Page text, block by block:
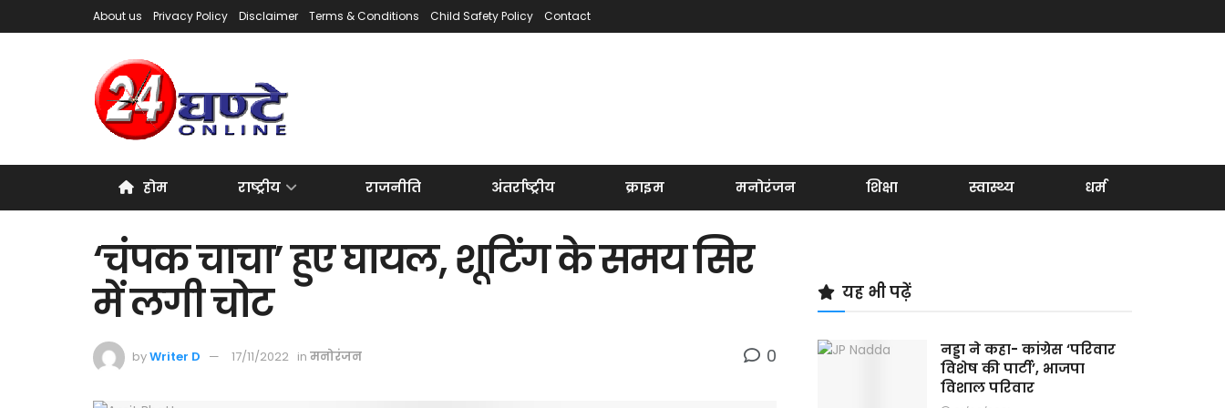
About us Privacy Policy Disclaimer Terms & Conditions Child Safety Policy Contact
होम राष्ट्रीय राजनीति अंतर्राष्ट्रीय क्राइम मनोरंजन शिक्षा स्वास्थ्य धर्म
‘चंपक चाचा’ हुए घायल, शूटिंग के समय सिर
में लगी चोट
byWriter D 17/11/2022 in मनोरंजन 0
यह भी पढ़ें
नड्डा ने कहा- कांग्रेस ‘परिवार
विशेष की पार्टी’, भाजपा
विशाल परिवार